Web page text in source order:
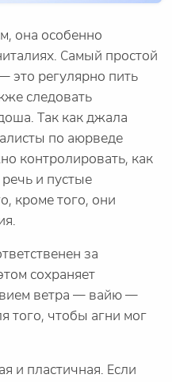
она особенно
Самый простой
это регулярно пить
следовать
Так как джала
по аюрведе
контролировать, как
и пустые
кроме того, они
за
сохраняет
ветра — вайю —
того, чтобы агни мог
и пластичная. Если